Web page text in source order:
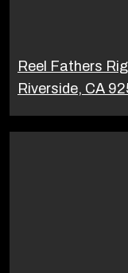
Reel Fathers
Riverside, CA